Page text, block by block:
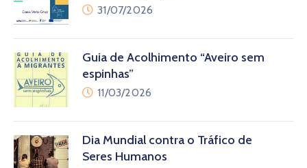
31/07/2026
Guia de Acolhimento “Aveiro sem
espinhas”
11/03/2026
Dia Mundial contra o Tráfico de
Seres Humanos